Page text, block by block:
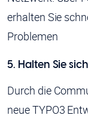
erhalten Sie
Problemen
5. Halten Sie
Durch die
neue TYPO3